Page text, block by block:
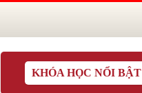
KHÓA HỌC NỔI BẬT